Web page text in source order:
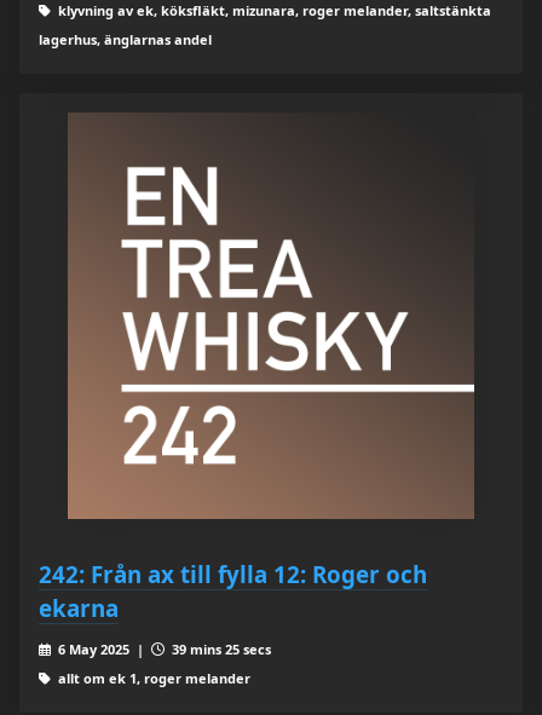
klyvning av ek, köksfläkt, mizunara, roger melander, saltstänkta
lagerhus, änglarnas andel
242: Från ax till fylla 12: Roger och
ekarna
6 May 2025 |
39 mins 25 secs
allt om ek 1, roger melander